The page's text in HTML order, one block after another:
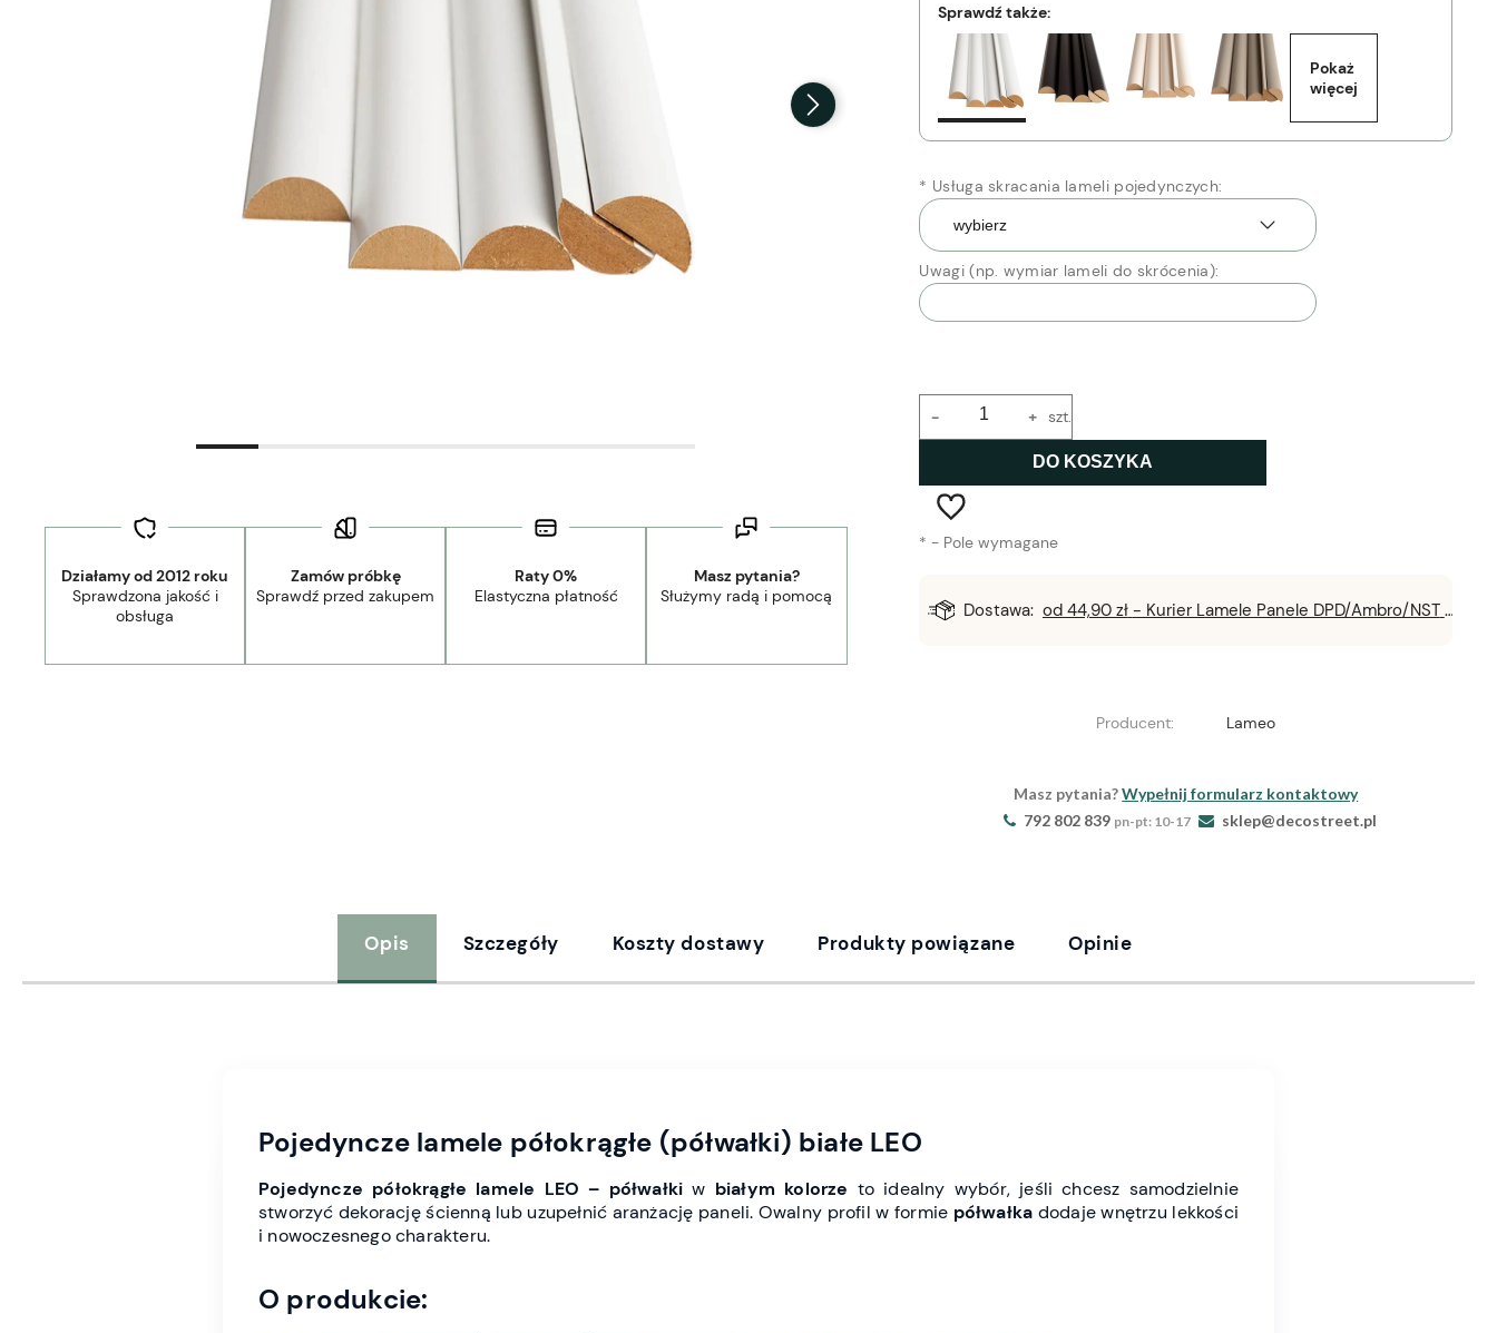
Działamy od 2012 roku
Sprawdzona jakość i
obsługa
Zamów próbkę
Sprawdź przed zakupem
Raty 0%
Elastyczna płatność
Masz pytania?
Służymy radą i pomocą
Sprawdź także:
Pokaż
więcej
* Usługa skracania lameli pojedynczych:
Uwagi (np. wymiar lameli do skrócenia):
+
- szt.
DO KOSZYKA
* - Pole wymagane
- Kurier Lamele Panele DPD/Ambro/NST 2-5 dni robocze Dostawa: od 44,90 zł - Kurier Lamele Panele DPD/Ambro/NST
Producent: Lameo
Masz pytania?Wypełnij formularz kontaktowy
792 802 839 pn-pt: 10-17 sklep@decostreet.pl
Opis Szczegóły Koszty dostawy Produkty powiązane Opinie
Pojedyncze lamele półokrągłe (półwałki) białe LEO
Pojedyncze półokrągłe lamele LEO – półwałki w białym kolorze to idealny wybór, jeśli chcesz samodzielnie
stworzyć dekorację ścienną lub uzupełnić aranżację paneli. Owalny profil w formie półwałka dodaje wnętrzu lekkości
i nowoczesnego charakteru.
O produkcie: